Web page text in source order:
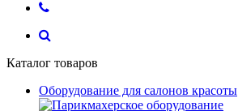
Каталог товаров
Оборудование для салонов красоты